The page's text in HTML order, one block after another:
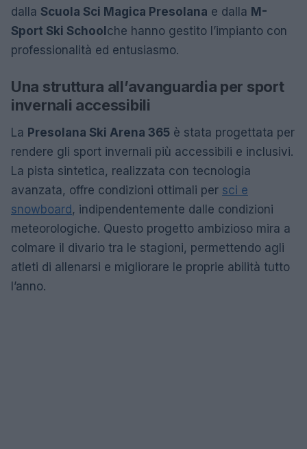
dalla Scuola Sci Magica Presolana e dalla M-
Sport Ski School che hanno gestito l’impianto con
professionalità ed entusiasmo.
Una struttura all’avanguardia per sport
invernali accessibili
La Presolana Ski Arena 365 è stata progettata per
rendere gli sport invernali più accessibili e inclusivi.
La pista sintetica, realizzata con tecnologia
avanzata, offre condizioni ottimali per sci e
snowboard, indipendentemente dalle condizioni
meteorologiche. Questo progetto ambizioso mira a
colmare il divario tra le stagioni, permettendo agli
atleti di allenarsi e migliorare le proprie abilità tutto
l’anno.